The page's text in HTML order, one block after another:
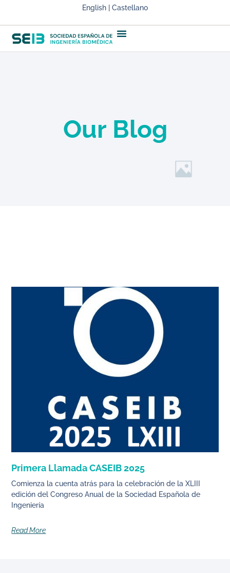
English | Castellano
Our Blog
Primera Llamada CASEIB 2025
Comienza la cuenta atrás para la celebración de la XLIII
edición del Congreso Anual de la Sociedad Española de
Ingeniería
Read More